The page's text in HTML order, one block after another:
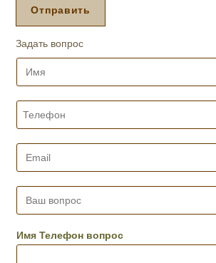
у
р
,
д
н
ь
ж
а
м
Отправить
Задать вопрос
И
*
Т
е
о
н
E
i
*
В
в
о
Имя Телефон вопрос